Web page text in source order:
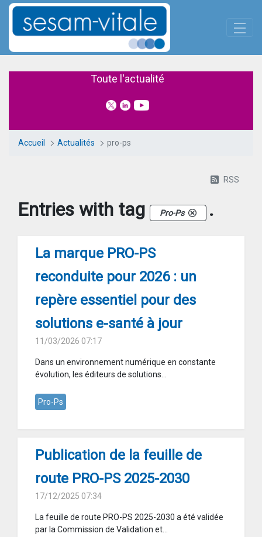
Skip to Main Content
Toute l'actualité
Accueil Actualités pro-ps
RSS
Entries with tag Pro-Ps .
La marque PRO-PS
reconduite pour 2026 : un
repère essentiel pour des
solutions e-santé à jour
11/03/2026 07:17
Dans un environnement numérique en constante
évolution, les éditeurs de solutions...
Pro-Ps
Publication de la feuille de
route PRO-PS 2025-2030
17/12/2025 07:34
La feuille de route PRO-PS 2025-2030 a été validée
par la Commission de Validation et...
Panneau de gestion des cookies